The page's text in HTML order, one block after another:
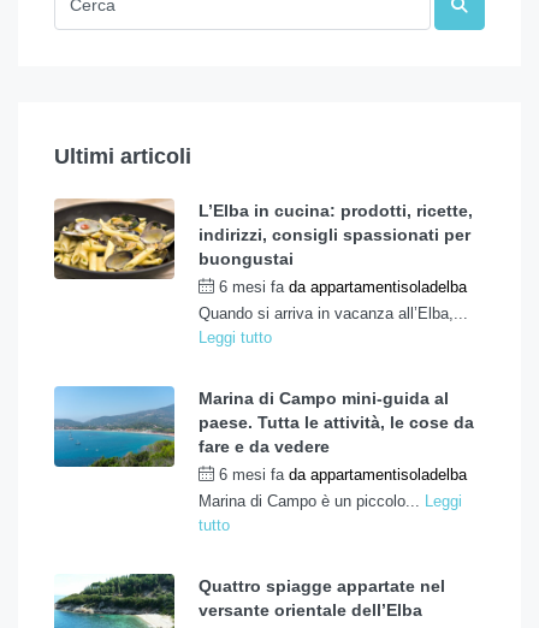
Ultimi articoli
L’Elba in cucina: prodotti, ricette,
indirizzi, consigli spassionati per
buongustai
6 mesi fa da appartamentisoladelba
Quando si arriva in vacanza all’Elba,...
Leggi tutto
Marina di Campo mini-guida al
paese. Tutta le attività, le cose da
fare e da vedere
6 mesi fa da appartamentisoladelba
Marina di Campo è un piccolo... Leggi
tutto
Quattro spiagge appartate nel
versante orientale dell’Elba